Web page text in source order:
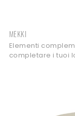
MEKKI
Elementi
completare i tuoi